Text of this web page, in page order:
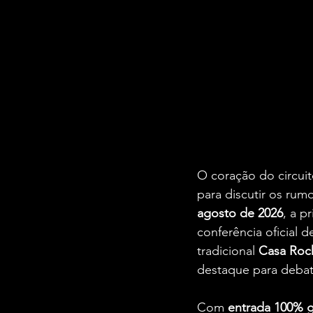
O coração do
para discutir os
agosto de 2026, a
conferência oficial
tradicional Casa
destaque para
Com entrada 100%